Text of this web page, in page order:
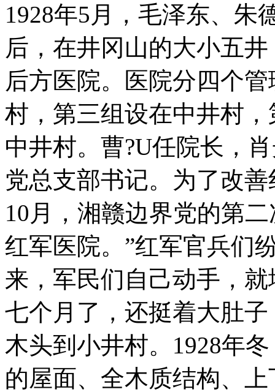
1928年5月，毛泽东、朱
后，在井冈山的大小五
后方医院。医院分四个
村，第三组设在中井村
中井村。曹?U任院长，
党总支部书记。为了改
10月，湘赣边界党的第
红军医院。”红军官兵们
来，军民们自己动手，
七个月了，还挺着大肚
木头到小井村。1928年
的屋面、全木质结构、